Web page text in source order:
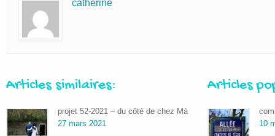
catherine
Articles similaires:
projet 52-2021 – du côté de chez Mà
27 mars 2021
Articles
10